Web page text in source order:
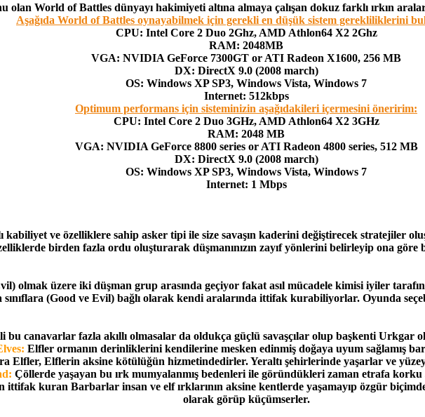
olan World of Battles dünyayı hakimiyeti altına almaya çalışan dokuz farklı ırkın
Aşağıda World of Battles oynayabilmek için gerekli en düşük sistem gerekliliklerini
CPU: Intel Core 2 Duo 2Ghz, AMD Athlon64 X2 2Ghz
RAM: 2048MB
VGA: NVIDIA GeForce 7300GT or ATI Radeon X1600, 256 MB
DX: DirectX 9.0 (2008 march)
OS: Windows XP SP3, Windows Vista, Windows 7
Internet: 512kbps
Optimum performans için sisteminizin aşağıdakileri içermesini öneririm:
CPU: Intel Core 2 Duo 3GHz, AMD Athlon64 X2 3GHz
RAM: 2048 MB
VGA: NVIDIA GeForce 8800 series or ATI Radeon 4800 series, 512 MB
DX: DirectX 9.0 (2008 march)
OS: Windows XP SP3, Windows Vista, Windows 7
Internet: 1 Mbps
kabiliyet ve özelliklere sahip asker tipi ile size savaşın kaderini değiştirecek stratejiler
birden fazla ordu oluşturarak düşmanınızın zayıf yönlerini belirleyip ona göre
olmak üzere iki düşman grup arasında geçiyor fakat asıl mücadele kimisi iyiler
sınıflara (Good ve Evil) bağlı olarak kendi aralarında ittifak kurabiliyorlar. Oyunda
bu canavarlar fazla akıllı olmasalar da oldukça güçlü savaşçılar olup başkenti Urkgar
Elfler ormanın derinliklerini kendilerine mesken edinmiş doğaya uyum sağlamış
Elfler, Elflerin aksine kötülüğün hizmetindedirler. Yeraltı şehirlerinde yaşarlar ve
Çöllerde yaşayan bu ırk mumyalanmış bedenleri ile göründükleri zaman etrafa korku
kuran Barbarlar insan ve elf ırklarının aksine kentlerde yaşamayıp özgür
olarak görüp küçümserler.